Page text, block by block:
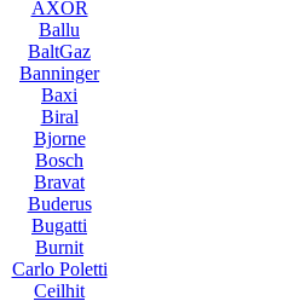
AXOR
Ballu
BaltGaz
Banninger
Baxi
Biral
Bjorne
Bosch
Bravat
Buderus
Bugatti
Burnit
Carlo Poletti
Ceilhit